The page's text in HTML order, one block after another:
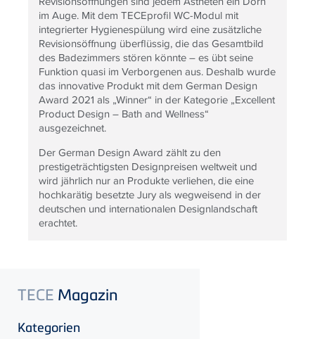
im Auge. Mit dem TECEprofil WC-Modul mit
integrierter Hygienespülung wird eine zusätzliche
Revisionsöffnung überflüssig, die das Gesamtbild
des Badezimmers stören könnte – es übt seine
Funktion quasi im Verborgenen aus. Deshalb wurde
das innovative Produkt mit dem German Design
Award 2021 als „Winner“ in der Kategorie „Excellent
Product Design – Bath and Wellness“
ausgezeichnet.
Der German Design Award zählt zu den
prestigeträchtigsten Designpreisen weltweit und
wird jährlich nur an Produkte verliehen, die eine
hochkarätig besetzte Jury als wegweisend in der
deutschen und internationalen Designlandschaft
erachtet.
TECE Magazin
Kategorien